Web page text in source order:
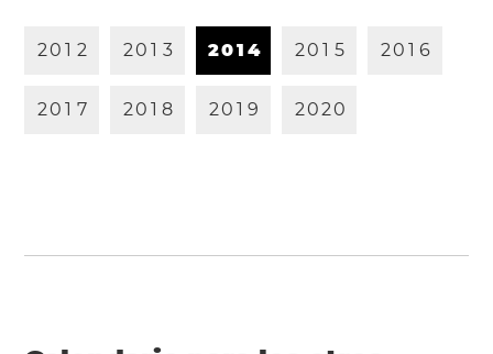
20 1 2 20 1 3 201 4 20 1 5 20 1 6
20 1 7 20 1 8 20 1 9 2020